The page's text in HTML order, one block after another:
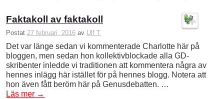
Faktakoll av faktakoll
Postat 27 februari, 2016 av Ulf T
Det var länge sedan vi kommenterade Charlotte här på
bloggen, men sedan hon kollektivblockade alla GD-
skribenter inledde vi traditionen att kommentera några av
hennes inlägg här istället för på hennes blogg. Notera att
hon även fått beröm här på Genusdebatten. …
Läs mer →